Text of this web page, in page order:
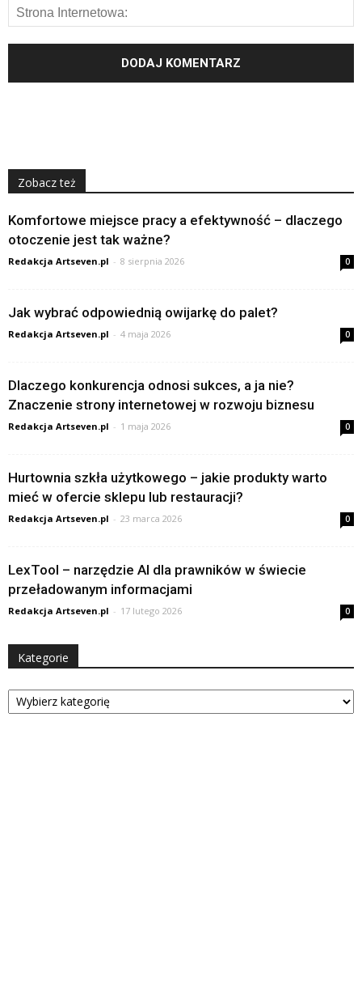
Zobacz też
Komfortowe miejsce pracy a efektywność – dlaczego
otoczenie jest tak ważne?
Redakcja Artseven.pl - 8 sierpnia 2026 0
Jak wybrać odpowiednią owijarkę do palet?
Redakcja Artseven.pl - 4 maja 2026 0
Dlaczego konkurencja odnosi sukces, a ja nie?
Znaczenie strony internetowej w rozwoju biznesu
Redakcja Artseven.pl - 1 maja 2026 0
Hurtownia szkła użytkowego – jakie produkty warto
mieć w ofercie sklepu lub restauracji?
Redakcja Artseven.pl - 23 marca 2026 0
LexTool – narzędzie AI dla prawników w świecie
przeładowanym informacjami
Redakcja Artseven.pl - 17 lutego 2026 0
Kategorie
Kategorie